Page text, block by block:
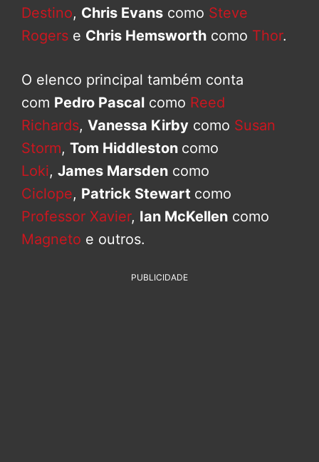
Destino, Chris Evans como Steve
Rogers e Chris Hemsworth como Thor.
O elenco principal também conta
com Pedro Pascal como Reed
Richards, Vanessa Kirby como Susan
Storm, Tom Hiddleston como
Loki, James Marsden como
Ciclope, Patrick Stewart como
Professor Xavier, Ian McKellen como
Magneto e outros.
PUBLICIDADE